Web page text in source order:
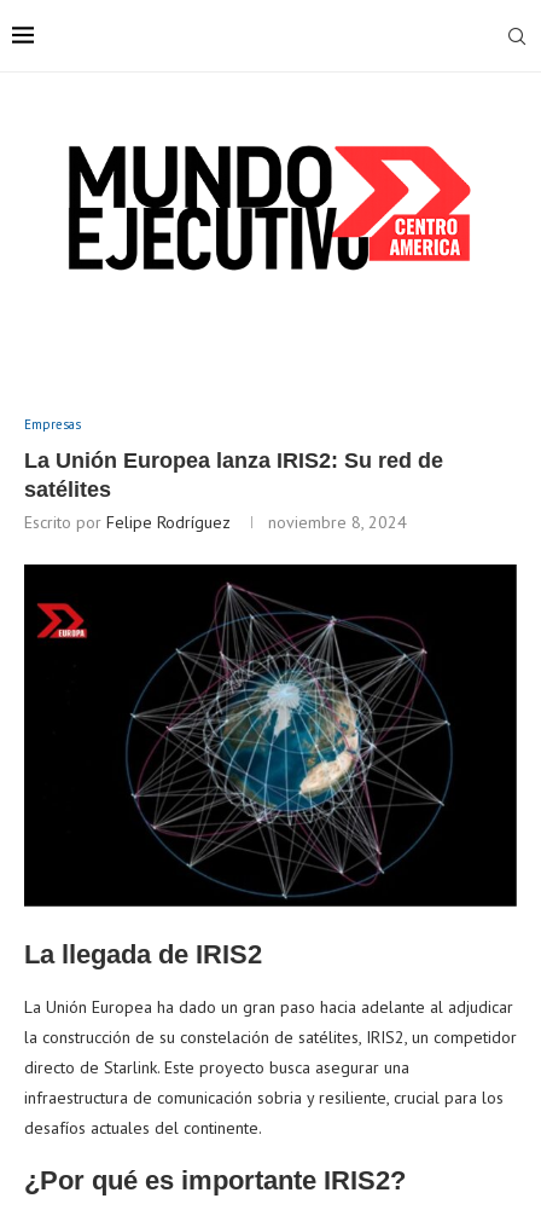
Empresas
La Unión Europea lanza IRIS2: Su red de
satélites
Escrito por Felipe Rodríguez noviembre 8, 2024
La llegada de IRIS2
La Unión Europea ha dado un gran paso hacia adelante al adjudicar
la construcción de su constelación de satélites, IRIS2, un competidor
directo de Starlink. Este proyecto busca asegurar una
infraestructura de comunicación sobria y resiliente, crucial para los
desafíos actuales del continente.
¿Por qué es importante IRIS2?